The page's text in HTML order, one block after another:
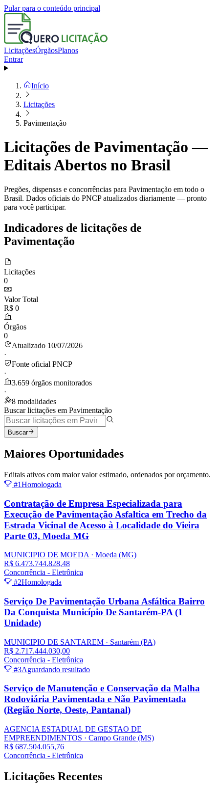
Pular para o conteúdo principal
LicitaçõesÓrgãosPlanos
Entrar
Início
Licitações
Pavimentação
Licitações de Pavimentação —
Editais Abertos no Brasil
Pregões, dispensas e concorrências para Pavimentação em todo o
Brasil. Dados oficiais do PNCP atualizados diariamente — pronto
para você participar.
Indicadores de licitações de
Pavimentação
Licitações
0
Valor Total
R$ 0
Órgãos
0
Atualizado 10/07/2026
·
Fonte oficial PNCP
·
3.659 órgãos monitorados
·
8 modalidades
Buscar licitações em Pavimentação
Buscar
Maiores Oportunidades
Editais ativos com maior valor estimado, ordenados por orçamento.
#1Homologada
Contratação de Empresa Especializada para
Execução de Pavimentação Asfaltica em Trecho da
Estrada Vicinal de Acesso à Localidade do Vieira
Parte 03, Moeda MG
MUNICIPIO DE MOEDA · Moeda (MG)
R$ 6.473.744.828,48
Concorrência - Eletrônica
#2Homologada
Serviço De Pavimentação Urbana Asfáltica Bairro
Da Conquista Município De Santarém-PA (1
Unidade)
MUNICIPIO DE SANTAREM · Santarém (PA)
R$ 2.717.444.030,00
Concorrência - Eletrônica
#3Aguardando resultado
Serviço de Manutenção e Conservação da Malha
Rodoviária Pavimentada e Não Pavimentada
(Região Norte, Oeste, Pantanal)
AGENCIA ESTADUAL DE GESTAO DE
EMPREENDIMENTOS · Campo Grande (MS)
R$ 687.504.055,76
Concorrência - Eletrônica
Licitações Recentes